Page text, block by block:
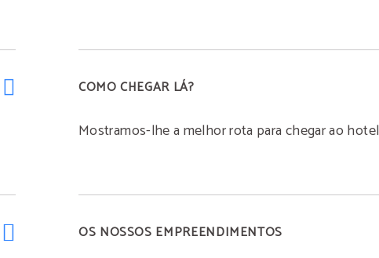
COMO CHEGAR LÁ?
Mostramos-lhe a melhor rota para chegar ao hotel
OS NOSSOS EMPREENDIMENTOS